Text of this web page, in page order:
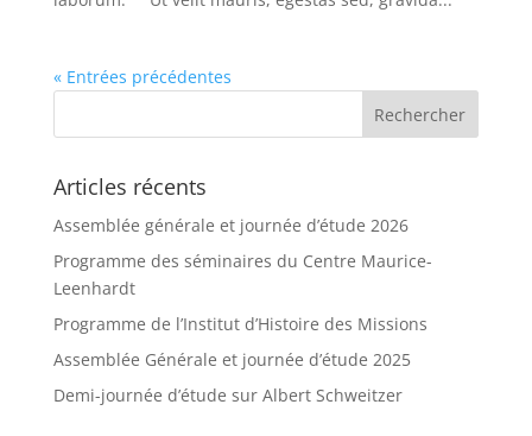
« Entrées précédentes
Articles récents
Assemblée générale et journée d’étude 2026
Programme des séminaires du Centre Maurice-
Leenhardt
Programme de l’Institut d’Histoire des Missions
Assemblée Générale et journée d’étude 2025
Demi-journée d’étude sur Albert Schweitzer